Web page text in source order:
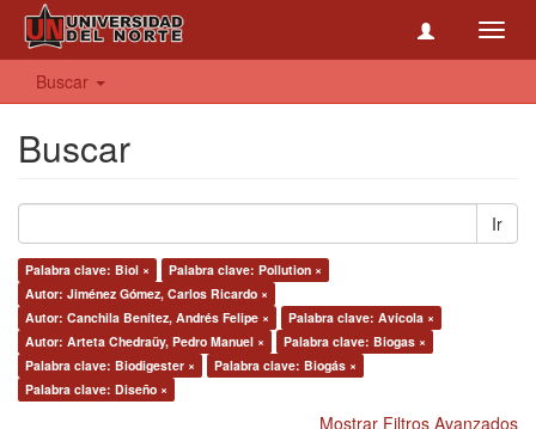
Buscar
Buscar
Ir
Palabra clave: Biol ×
Palabra clave: Pollution ×
Autor: Jiménez Gómez, Carlos Ricardo ×
Autor: Canchila Benítez, Andrés Felipe ×
Palabra clave: Avícola ×
Autor: Arteta Chedraüy, Pedro Manuel ×
Palabra clave: Biogas ×
Palabra clave: Biodigester ×
Palabra clave: Biogás ×
Palabra clave: Diseño ×
Mostrar Filtros Avanzados